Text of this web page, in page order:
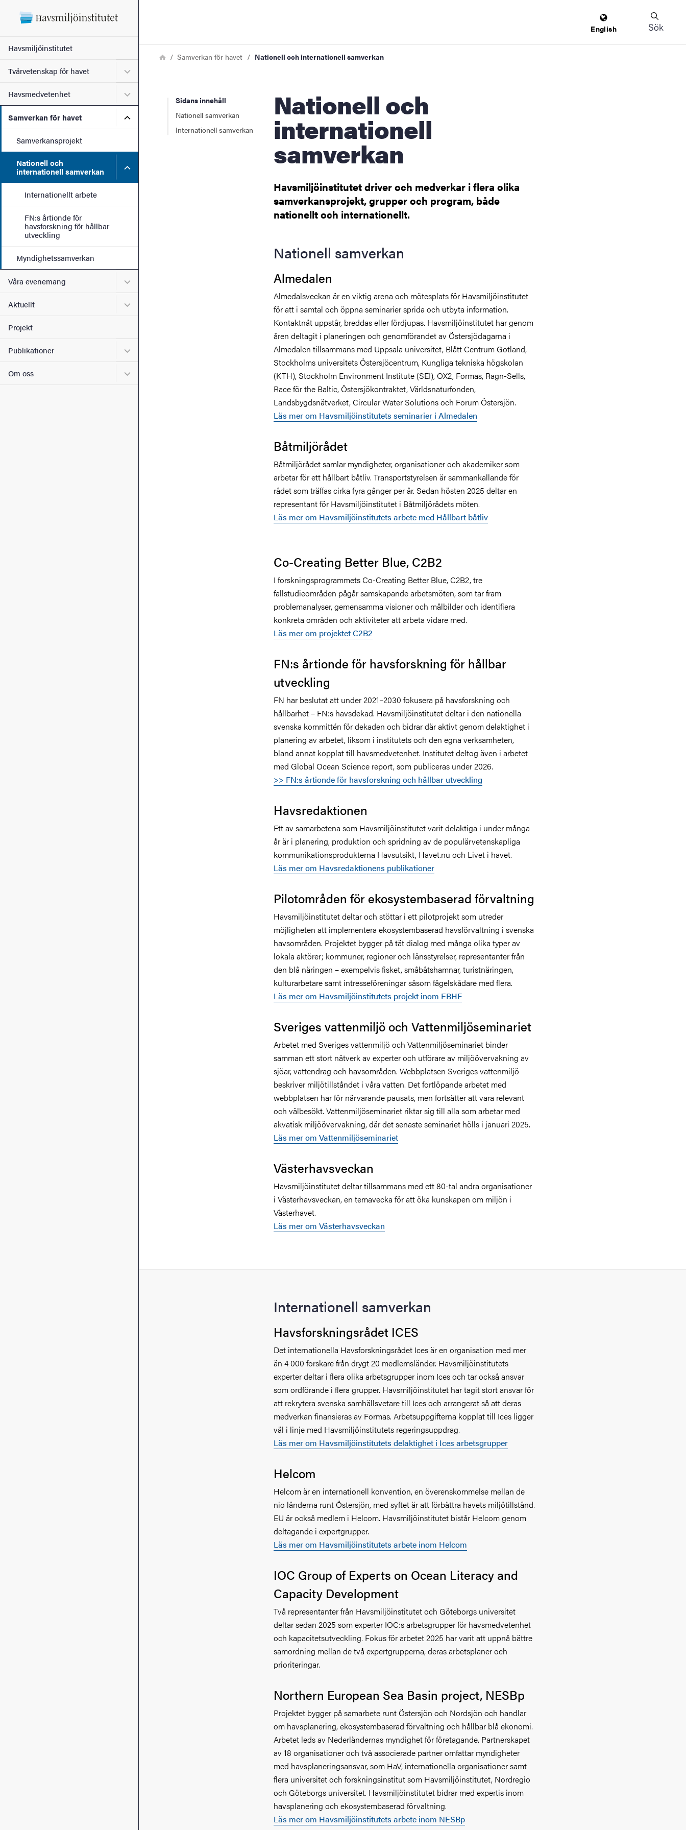
Kontakt
Om webbplatsen
Havsmiljöinstitutet
Tvärvetenskap för havet Undermeny för Tvärvetenskap för havet
Havsmedvetenhet Undermeny för Havsmedvetenhet
Samverkan för havet Undermeny för Samverkan för havet
Samverkansprojekt
Nationell och
internationell samverkan
Undermeny för Nationell och internationell samverkan
Internationellt arbete
FN:s årtionde för
havsforskning för hållbar
utveckling
Myndighetssamverkan
Våra evenemang Undermeny för Våra evenemang
Aktuellt Undermeny för Aktuellt
Projekt
Publikationer Undermeny för Publikationer
Om oss Undermeny för Om oss
English Sök
LänkstigHemSamverkan för havet Nationell och internationell samverkan
Sidans innehåll
Nationell samverkan
Internationell samverkan
Nationell och
internationell
samverkan
Havsmiljöinstitutet driver och medverkar i flera olika
samverkansprojekt, grupper och program, både
nationellt och internationellt.
Nationell samverkan
Almedalen
Almedalsveckan är en viktig arena och mötesplats för Havsmiljöinstitutet
för att i samtal och öppna seminarier sprida och utbyta information.
Kontaktnät uppstår, breddas eller fördjupas. Havsmiljöinstitutet har genom
åren deltagit i planeringen och genomförandet av Östersjödagarna i
Almedalen tillsammans med Uppsala universitet, Blått Centrum Gotland,
Stockholms universitets Östersjöcentrum, Kungliga tekniska högskolan
(KTH), Stockholm Environment Institute (SEI), OX2, Formas, Ragn-Sells,
Race för the Baltic, Östersjökontraktet, Världsnaturfonden,
Landsbygdsnätverket, Circular Water Solutions och Forum Östersjön.
Läs mer om Havsmiljöinstitutets seminarier i Almedalen
Båtmiljörådet
Båtmiljörådet samlar myndigheter, organisationer och akademiker som
arbetar för ett hållbart båtliv. Transportstyrelsen är sammankallande för
rådet som träffas cirka fyra gånger per år. Sedan hösten 2025 deltar en
representant för Havsmiljöinstitutet i Båtmiljörådets möten.
Läs mer om Havsmiljöinstitutets arbete med Hållbart båtliv
Co-Creating Better Blue, C2B2
I forskningsprogrammets Co-Creating Better Blue, C2B2, tre
fallstudieområden pågår samskapande arbetsmöten, som tar fram
problemanalyser, gemensamma visioner och målbilder och identifiera
konkreta områden och aktiviteter att arbeta vidare med.
Läs mer om projektet C2B2
FN:s årtionde för havsforskning för hållbar
utveckling
FN har beslutat att under 2021–2030 fokusera på havsforskning och
hållbarhet – FN:s havsdekad. Havsmiljöinstitutet deltar i den nationella
svenska kommittén för dekaden och bidrar där aktivt genom delaktighet i
planering av arbetet, liksom i institutets och den egna verksamheten,
bland annat kopplat till havsmedvetenhet. Institutet deltog även i arbetet
med Global Ocean Science report, som publiceras under 2026.
>> FN:s årtionde för havsforskning och hållbar utveckling
Havsredaktionen
Ett av samarbetena som Havsmiljöinstitutet varit delaktiga i under många
år är i planering, produktion och spridning av de populärvetenskapliga
kommunikationsprodukterna Havsutsikt, Havet.nu och Livet i havet.
Läs mer om Havsredaktionens publikationer
Pilotområden för ekosystembaserad förvaltning
Havsmiljöinstitutet deltar och stöttar i ett pilotprojekt som utreder
möjligheten att implementera ekosystembaserad havsförvaltning i svenska
havsområden. Projektet bygger på tät dialog med många olika typer av
lokala aktörer; kommuner, regioner och länsstyrelser, representanter från
den blå näringen – exempelvis fisket, småbåtshamnar, turistnäringen,
kulturarbetare samt intresseföreningar såsom fågelskådare med flera.
Läs mer om Havsmiljöinstitutets projekt inom EBHF
Sveriges vattenmiljö och Vattenmiljöseminariet
Arbetet med Sveriges vattenmiljö och Vattenmiljöseminariet binder
samman ett stort nätverk av experter och utförare av miljöövervakning av
sjöar, vattendrag och havsområden. Webbplatsen Sveriges vattenmiljö
beskriver miljötillståndet i våra vatten. Det fortlöpande arbetet med
webbplatsen har för närvarande pausats, men fortsätter att vara relevant
och välbesökt. Vattenmiljöseminariet riktar sig till alla som arbetar med
akvatisk miljöövervakning, där det senaste seminariet hölls i januari 2025.
Läs mer om Vattenmiljöseminariet
Västerhavsveckan
Havsmiljöinstitutet deltar tillsammans med ett 80-tal andra organisationer
i Västerhavsveckan, en temavecka för att öka kunskapen om miljön i
Västerhavet.
Läs mer om Västerhavsveckan
Internationell samverkan
Havsforskningsrådet ICES
Det internationella Havsforskningsrådet Ices är en organisation med mer
än 4 000 forskare från drygt 20 medlemsländer. Havsmiljöinstitutets
experter deltar i flera olika arbetsgrupper inom Ices och tar också ansvar
som ordförande i flera grupper. Havsmiljöinstitutet har tagit stort ansvar för
att rekrytera svenska samhällsvetare till Ices och arrangerat så att deras
medverkan finansieras av Formas. Arbetsuppgifterna kopplat till Ices ligger
väl i linje med Havsmiljöinstitutets regeringsuppdrag.
Läs mer om Havsmiljöinstitutets delaktighet i Ices arbetsgrupper
Helcom
Helcom är en internationell konvention, en överenskommelse mellan de
nio länderna runt Östersjön, med syftet är att förbättra havets miljötillstånd.
EU är också medlem i Helcom. Havsmiljöinstitutet bistår Helcom genom
deltagande i expertgrupper.
Läs mer om Havsmiljöinstitutets arbete inom Helcom
IOC Group of Experts on Ocean Literacy and
Capacity Development
Två representanter från Havsmiljöinstitutet och Göteborgs universitet
deltar sedan 2025 som experter IOC:s arbetsgrupper för havsmedvetenhet
och kapacitetsutveckling. Fokus för arbetet 2025 har varit att uppnå bättre
samordning mellan de två expertgrupperna, deras arbetsplaner och
prioriteringar.
Northern European Sea Basin project, NESBp
Projektet bygger på samarbete runt Östersjön och Nordsjön och handlar
om havsplanering, ekosystembaserad förvaltning och hållbar blå ekonomi.
Arbetet leds av Nederländernas myndighet för företagande. Partnerskapet
av 18 organisationer och två associerade partner omfattar myndigheter
med havsplaneringsansvar, som HaV, internationella organisationer samt
flera universitet och forskningsinstitut som Havsmiljöinstitutet, Nordregio
och Göteborgs universitet. Havsmiljöinstitutet bidrar med expertis inom
havsplanering och ekosystembaserad förvaltning.
Läs mer om Havsmiljöinstitutets arbete inom NESBp